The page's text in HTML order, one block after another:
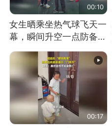
00:10
女生晒乘坐热气球飞天一
幕，瞬间升空一点防备都
00:17